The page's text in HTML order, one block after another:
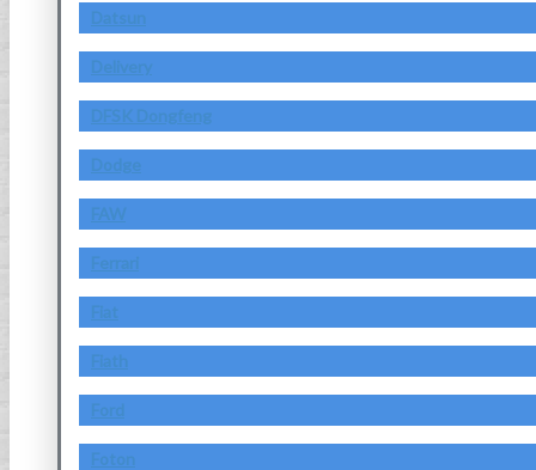
Datsun
Delivery
DFSK Dongfeng
Dodge
FAW
Ferrari
Fiat
Fiath
Ford
Foton